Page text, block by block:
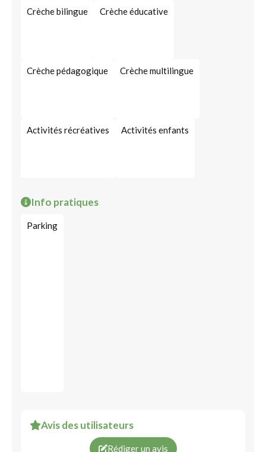
Crèche bilingue Crèche éducative
Crèche pédagogique Crèche multilingue
Activités récréatives Activités enfants
Info pratiques
Parking
Avis des utilisateurs
Rédiger un avis